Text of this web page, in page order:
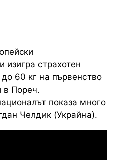
изигра страхотен
60 кг на първенство
в Пореч.
показа много
Челдик (Украйна).